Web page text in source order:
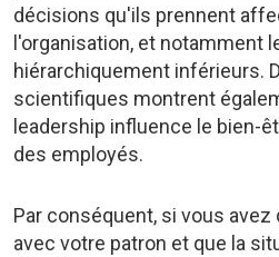
décisions qu'ils prennent
l'organisation, et notamment
hiérarchiquement inférieurs.
scientifiques montrent
leadership influence le bien-
des employés.
Par conséquent, si vous
avec votre patron et que la